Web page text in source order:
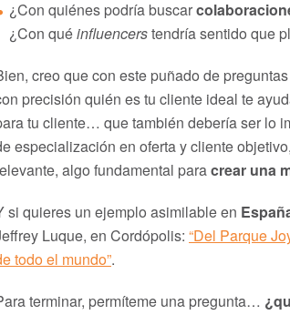
¿Con quiénes podría buscar
¿Con quéinfluencerstendría sentido que
creo que con este puñado de
precisión quién es tu cliente ideal te
tu cliente… que también debería ser lo
especialización en oferta y cliente
algo fundamental paracrear una
si quieres un ejemplo asimilable en
Luque, en Cordópolis: “Del Parque
todo el mundo”.
terminar, permíteme una pregunta…